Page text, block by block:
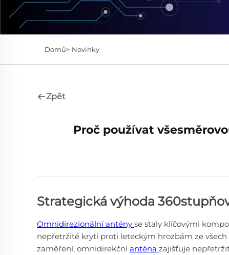
Domů> Novinky
Zpět
Proč používat
Strategická výhoda
Omnidirezionální antény se staly klíčovými
nepřetržité krytí proti leteckým hrozbám ze
zaměření, omnidirekční anténa zajišťuje